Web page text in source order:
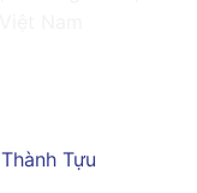
Tựu